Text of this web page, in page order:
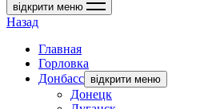
відкрити меню
Назад
Главная
Горловка
Донбасс відкрити меню
Донецк